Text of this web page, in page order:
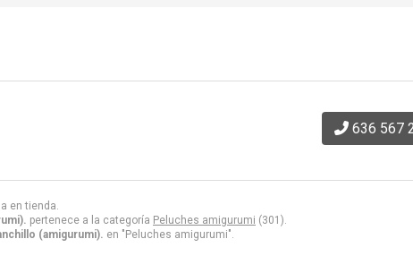
en tienda.
pertenece a la categoría Peluches amigurumi (301).
(amigurumi). en "Peluches amigurumi".
636 567